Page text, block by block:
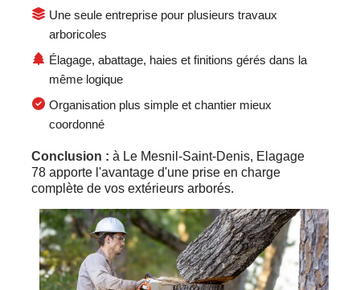
Une seule entreprise pour plusieurs travaux
arboricoles
Élagage, abattage, haies et finitions gérés dans la
même logique
Organisation plus simple et chantier mieux
coordonné
Conclusion : à Le Mesnil-Saint-Denis, Elagage
78 apporte l'avantage d'une prise en charge
complète de vos extérieurs arborés.